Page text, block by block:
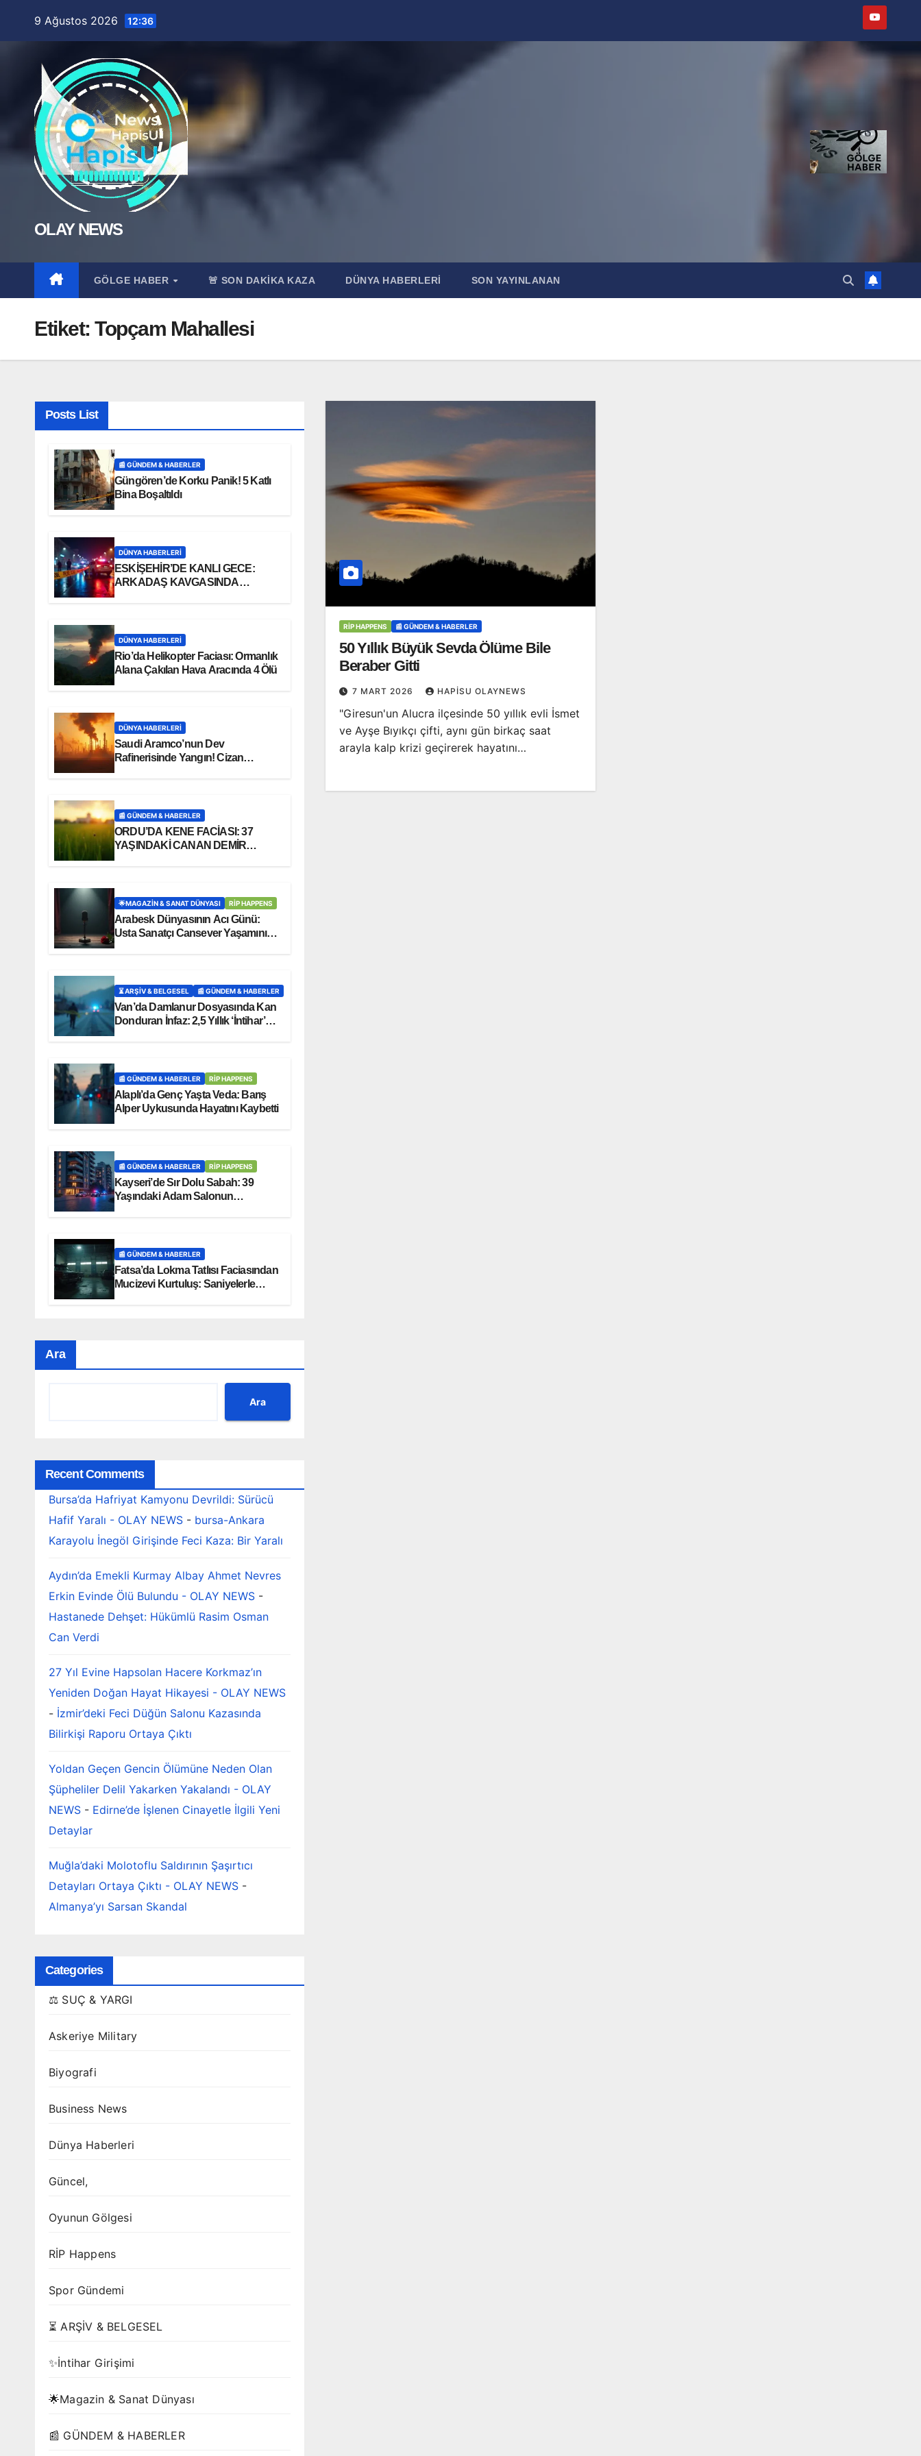
9 Ağustos 2026 12:36
OLAY NEWS
GÖLGE HABER 🚨 SON DAKİKA KAZA DÜNYA HABERLERI SON YAYINLANAN
Etiket: Topçam Mahallesi
Posts List
📰 GÜNDEM & HABERLER
Güngören’de Korku Panik! 5 Katlı
Bina Boşaltıldı
DÜNYA HABERLERI
ESKİŞEHİR’DE KANLI GECE:
ARKADAŞ KAVGASINDA
DÜNYA HABERLERI
Rio’da Helikopter Faciası: Ormanlık
Alana Çakılan Hava Aracında 4 Ölü
DÜNYA HABERLERI
Saudi Aramco’nun Dev
Rafinerisinde Yangın! Cizan
📰 GÜNDEM & HABERLER
ORDU’DA KENE FACİASI: 37
YAŞINDAKİ CANAN DEMİR
🌟MAGAZIN & SANAT DÜNYASI RİP HAPPENS
Arabesk Dünyasının Acı Günü:
Usta Sanatçı Cansever Yaşamını
⏳ ARŞİV & BELGESEL 📰 GÜNDEM & HABERLER
Van’da Damlanur Dosyasında Kan
Donduran İnfaz: 2,5 Yıllık ‘İntihar’
📰 GÜNDEM & HABERLER RİP HAPPENS
Alaplı’da Genç Yaşta Veda: Barış
Alper Uykusunda Hayatını Kaybetti
📰 GÜNDEM & HABERLER RİP HAPPENS
Kayseri’de Sır Dolu Sabah: 39
Yaşındaki Adam Salonun
📰 GÜNDEM & HABERLER
Fatsa’da Lokma Tatlısı Faciasından
Mucizevi Kurtuluş: Saniyelerle
Ara
Ara
Recent Comments
Bursa’da Hafriyat Kamyonu Devrildi: Sürücü
Hafif Yaralı - OLAY NEWS - bursa-Ankara
Karayolu İnegöl Girişinde Feci Kaza: Bir Yaralı
Aydın’da Emekli Kurmay Albay Ahmet Nevres
Erkin Evinde Ölü Bulundu - OLAY NEWS -
Hastanede Dehşet: Hükümlü Rasim Osman
Can Verdi
27 Yıl Evine Hapsolan Hacere Korkmaz’ın
Yeniden Doğan Hayat Hikayesi - OLAY NEWS
- İzmir’deki Feci Düğün Salonu Kazasında
Bilirkişi Raporu Ortaya Çıktı
Yoldan Geçen Gencin Ölümüne Neden Olan
Şüpheliler Delil Yakarken Yakalandı - OLAY
NEWS - Edirne’de İşlenen Cinayetle İlgili Yeni
Detaylar
Muğla’daki Molotoflu Saldırının Şaşırtıcı
Detayları Ortaya Çıktı - OLAY NEWS -
Almanya’yı Sarsan Skandal
Categories
⚖️ SUÇ & YARGI
Askeriye Military
Biyografi
Business News
Dünya Haberleri
Güncel,
Oyunun Gölgesi
RİP Happens
Spor Gündemi
⏳ ARŞİV & BELGESEL
✨İntihar Girişimi
🌟Magazin & Sanat Dünyası
📰 GÜNDEM & HABERLER
RİP HAPPENS 📰 GÜNDEM & HABERLER
50 Yıllık Büyük Sevda Ölüme Bile
Beraber Gitti
7 MART 2026 HAPISU OLAYNEWS
"Giresun'un Alucra ilçesinde 50 yıllık evli İsmet
ve Ayşe Bıyıkçı çifti, aynı gün birkaç saat
arayla kalp krizi geçirerek hayatını…